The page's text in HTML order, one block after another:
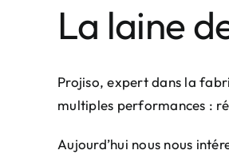
La laine
Projiso, expert dans la
multiples performances :
Aujourd’hui nous nous